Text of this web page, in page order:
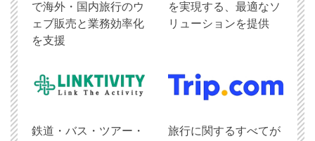
で海外・国内旅行のウ
ェブ販売と業務効率化
を支援
を実現する、最適なソ
リューションを提供
鉄道・バス・ツアー・
旅行に関するすべてが